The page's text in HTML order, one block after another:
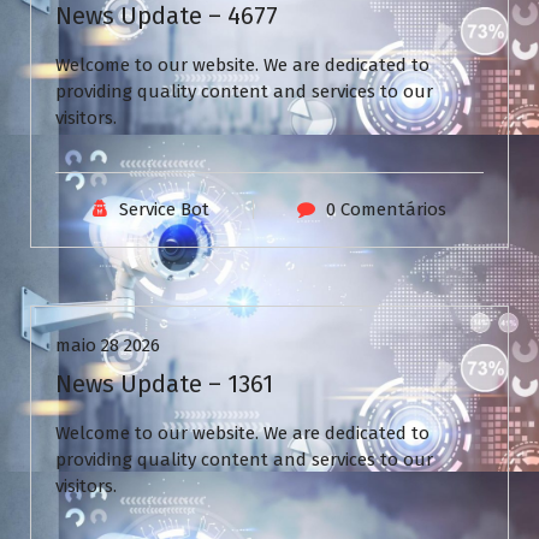
News Update – 4677
Welcome to our website. We are dedicated to
providing quality content and services to our
visitors.
Service Bot 0 Comentários
Uncategorized
maio 28 2026
News Update – 1361
Welcome to our website. We are dedicated to
providing quality content and services to our
visitors.